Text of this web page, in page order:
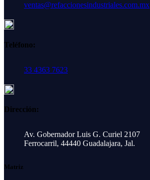
ventas@refaccionesindustriales.com.mx
Teléfono:
33 4363 7623
Dirección:
Av. Gobernador Luis G. Curiel 2107
Ferrocarril, 44440 Guadalajara, Jal.
Matriz